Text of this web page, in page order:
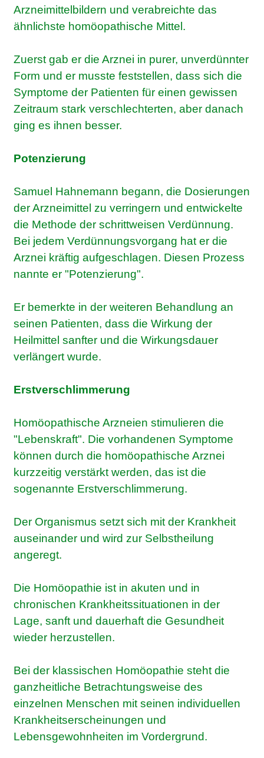
Arzneimittelbildern und verabreichte das
ähnlichste homöopathische Mittel.
Zuerst gab er die Arznei in purer, unverdünnter
Form und er musste feststellen, dass sich die
Symptome der Patienten für einen gewissen
Zeitraum stark verschlechterten, aber danach
ging es ihnen besser.
Potenzierung
Samuel Hahnemann begann, die Dosierungen
der Arzneimittel zu verringern und entwickelte
die Methode der schrittweisen Verdünnung.
Bei jedem Verdünnungsvorgang hat er die
Arznei kräftig aufgeschlagen. Diesen Prozess
nannte er "Potenzierung".
Er bemerkte in der weiteren Behandlung an
seinen Patienten, dass die Wirkung der
Heilmittel sanfter und die Wirkungsdauer
verlängert wurde.
Erstverschlimmerung
Homöopathische Arzneien stimulieren die
"Lebenskraft". Die vorhandenen Symptome
können durch die homöopathische Arznei
kurzzeitig verstärkt werden, das ist die
sogenannte Erstverschlimmerung.
Der Organismus setzt sich mit der Krankheit
auseinander und wird zur Selbstheilung
angeregt.
Die Homöopathie ist in akuten und in
chronischen Krankheitssituationen in der
Lage, sanft und dauerhaft die Gesundheit
wieder herzustellen.
Bei der klassischen Homöopathie steht die
ganzheitliche Betrachtungsweise des
einzelnen Menschen mit seinen individuellen
Krankheitserscheinungen und
Lebensgewohnheiten im Vordergrund.